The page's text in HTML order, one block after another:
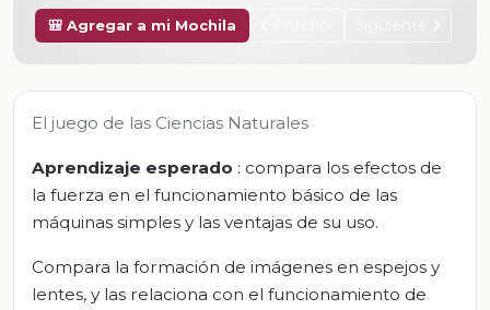
🎒 Agregar a mi Mochila
El juego de las Ciencias Naturales
Aprendizaje esperado : compara los efectos de
la fuerza en el funcionamiento básico de las
máquinas simples y las ventajas de su uso.
Compara la formación de imágenes en espejos y
lentes, y las relaciona con el funcionamiento de